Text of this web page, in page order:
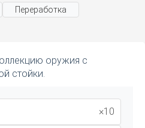
Переработка
оружия с
стойки.
×10